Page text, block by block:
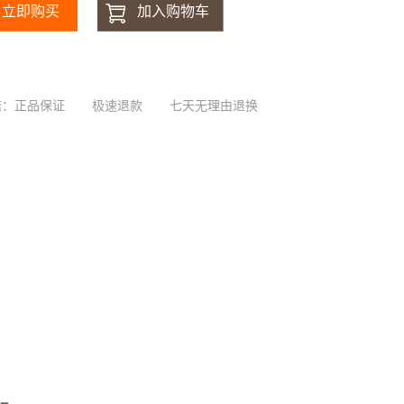
正品保证 极速退款 七天无理由退换